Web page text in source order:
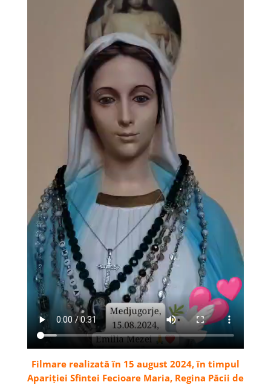
Filmare realizată în 15 august 2024, în timpul
Apariției Sfintei Fecioare Maria, Regina Păcii de